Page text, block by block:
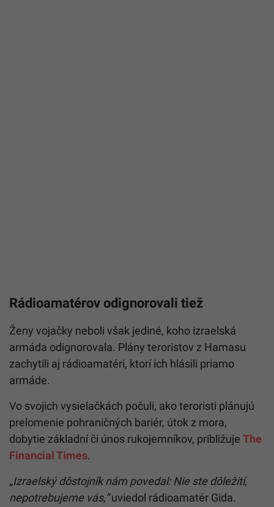
Rádioamatérov odignorovali tiež
Ženy vojačky neboli však jediné, koho izraelská
armáda odignorovala. Plány teroristov z Hamasu
zachytili aj rádioamatéri, ktorí ich hlásili priamo
armáde.
Vo svojich vysielačkách počuli, ako teroristi plánujú
prelomenie pohraničných bariér, útok z mora,
dobytie základní či únos rukojemníkov, približuje The
Financial Times.
„Izraelský dôstojník nám povedal: Nie ste dôležití,
nepotrebujeme vás,“uviedol rádioamatér Gida.